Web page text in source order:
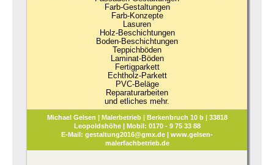
Farb-Gestaltungen
Farb-Konzepte
Lasuren
Holz-Beschichtungen
Boden-Beschichtungen
Teppichböden
Laminat-Böden
Fertigparkett
Echtholz-Parkett
PVC-Beläge
Reparaturarbeiten
und etliches mehr.
Michael Gelsen | Malerbetrieb | Berkenbruch 10 b | 33818
Leopoldshöhe | Mobil: 0170 - 9 75 33 88
E-Mail: gestaltung2016@gmx.de | www.gelsen-
malerfachbetrieb.de